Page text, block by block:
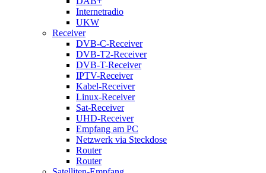
Internetradio
UKW
Receiver
DVB-C-Receiver
DVB-T2-Receiver
DVB-T-Receiver
IPTV-Receiver
Kabel-Receiver
Linux-Receiver
Sat-Receiver
UHD-Receiver
Empfang am PC
Netzwerk via Steckdose
Router
Router